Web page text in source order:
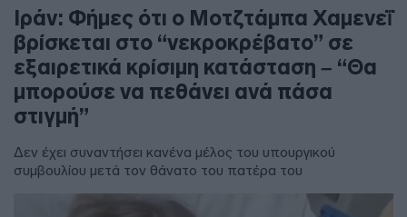
Ιράν: Φήμες ότι ο Μοτζτάμπα Χαμενεΐ
βρίσκεται στο “νεκροκρέβατο” σε
εξαιρετικά κρίσιμη κατάσταση – “Θα
μπορούσε να πεθάνει ανά πάσα
στιγμή”
Δεν έχει συναντήσει κανένα μέλος του υπουργικού
συμβουλίου μετά τον θάνατο του πατέρα του